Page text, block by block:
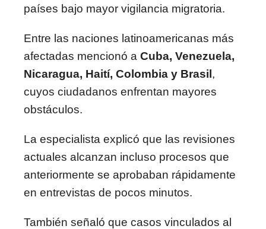
países bajo mayor vigilancia migratoria.
Entre las naciones latinoamericanas más
afectadas mencionó a Cuba, Venezuela,
Nicaragua, Haití, Colombia y Brasil,
cuyos ciudadanos enfrentan mayores
obstáculos.
La especialista explicó que las revisiones
actuales alcanzan incluso procesos que
anteriormente se aprobaban rápidamente
en entrevistas de pocos minutos.
También señaló que casos vinculados al